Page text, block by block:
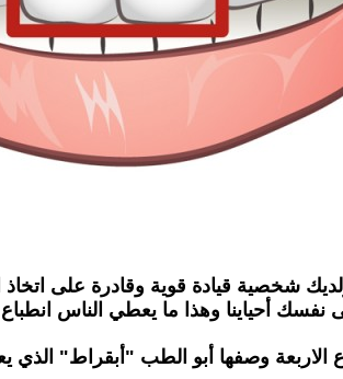
شخصية قيادة قوية وقادرة على اتخاذ
نفسك أحياينا وهذا ما يعطي الناس انطباع
الاربعة وصفها أبو الطب "أبقراط" الذي